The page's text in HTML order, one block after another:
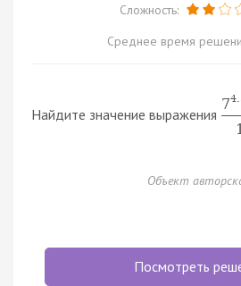
Сложность:
Среднее время
Найдите значение выражения
7
Объект
Посмотреть